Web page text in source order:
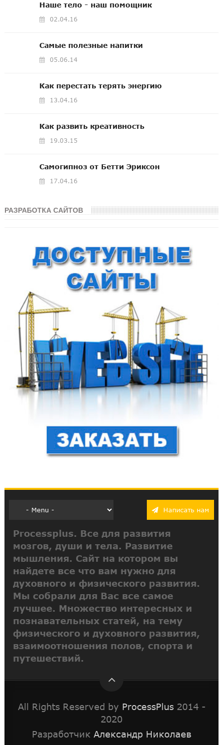
Наше тело - наш помощник
02.04.16
Самые полезные напитки
05.06.14
Как перестать терять энергию
13.04.16
Как развить креативность
19.03.15
Самогипноз от Бетти Эриксон
17.04.16
РАЗРАБОТКА САЙТОВ
Написать нам
Processplus. Все для развития
мозгов, души и тела. Развитие
мышления. Сайт на котором вы
найдете все что вам нужно для
духовного и физического развития.
Мы собрали для Вас все самое
лучшее. Множество интересных и
познавательных статей, на тему
физического и духовного развития,
взаимоотношения полов, спорта и
путешествий.
All Rights Reserved by ProcessPlus2014 -
2020
Разработчик Александр Николаев